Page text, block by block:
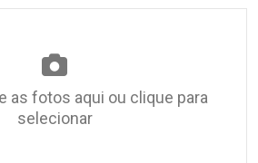
as fotos aqui ou clique para
selecionar